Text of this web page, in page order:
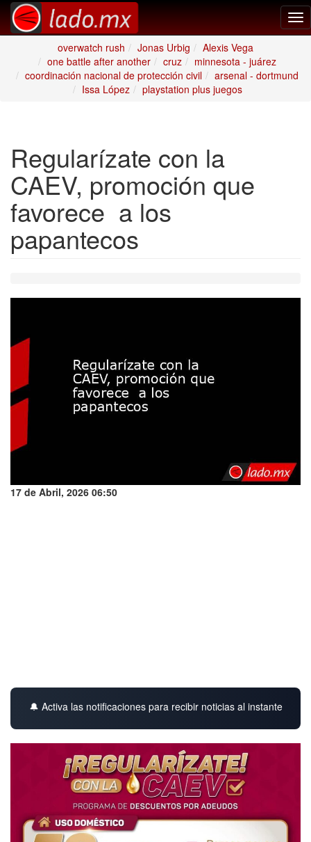
overwatch rush
Jonas Urbig
Alexis Vega
one battle after another
cruz
minnesota - juárez
coordinación nacional de protección civil
arsenal - dortmund
Issa López
playstation plus juegos
Regularízate con la
CAEV, promoción que
favorece a los
papantecos
17 de Abril, 2026 06:50
🔔 Activa las notificaciones para recibir noticias al instante